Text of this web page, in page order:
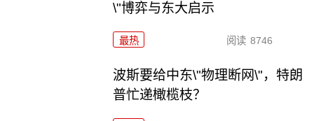
\"博弈与东大启示
最热 阅读 8746
波斯要给中东\"物理断网\"，特朗
普忙递橄榄枝？